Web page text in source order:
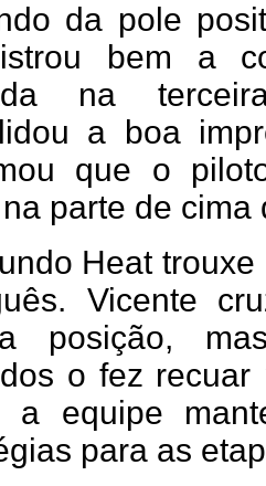
da pole
bem a
na
a boa
que o
parte de cima
Heat
Vicente
posição,
o fez
a equipe
para as